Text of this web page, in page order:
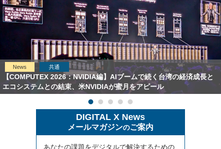
News 共通
【COMPUTEX 2026：NVIDIA編】AIブームで続く台湾の経済成長と
エコシステムとの結束、米NVIDIAが蜜月をアピール
DIGITAL X News
メールマガジンのご案内
あなたの課題をデジタルで解決するための